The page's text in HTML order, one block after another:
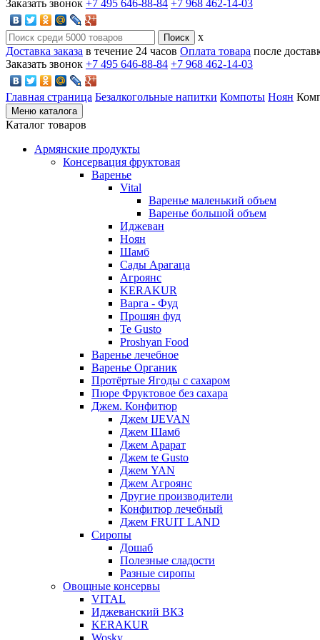
Заказать звонок +7 495 646-88-84 +7 968 462-14-03
x
Доставка заказа в течение 24 часов Оплата товара после
Заказать звонок +7 495 646-88-84 +7 968 462-14-03
Главная страница Безалкогольные напитки Компоты Ноян
Меню каталога
Каталог товаров
Армянские продукты
Консервация фруктовая
Варенье
Vital
Варенье маленький объем
Варенье большой объем
Иджеван
Ноян
Шамб
Сады Арагаца
Агроянс
KERAKUR
Варга - Фуд
Прошян фуд
Te Gusto
Proshyan Food
Варенье лечебное
Варенье Органик
Протёртые Ягоды с сахаром
Пюре Фруктовое без сахара
Джем. Конфитюр
Джем IJEVAN
Джем Шамб
Джем Арарат
Джем te Gusto
Джем YAN
Джем Агроянс
Другие производители
Конфитюр лечебный
Джем FRUIT LAND
Сиропы
Дошаб
Полезные сладости
Разные сиропы
Овощные консервы
VITAL
Иджеванский ВКЗ
KERAKUR
Wosky